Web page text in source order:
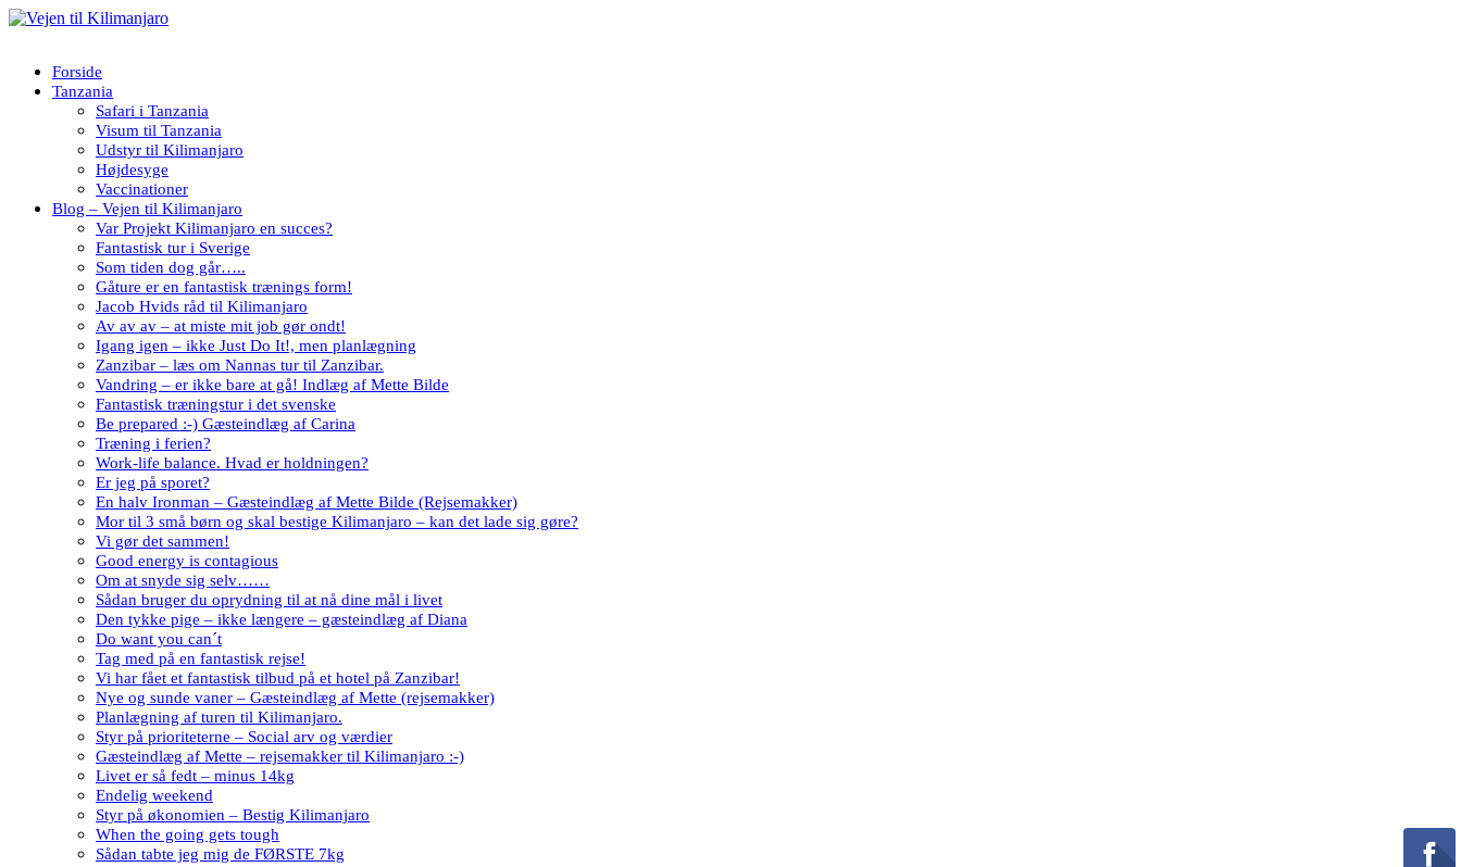
Forside
Tanzania
Safari i Tanzania
Visum til Tanzania
Udstyr til Kilimanjaro
Højdesyge
Vaccinationer
Blog – Vejen til Kilimanjaro
Var Projekt Kilimanjaro en succes?
Fantastisk tur i Sverige
Som tiden dog går…..
Gåture er en fantastisk trænings form!
Jacob Hvids råd til Kilimanjaro
Av av av – at miste mit job gør ondt!
Igang igen – ikke Just Do It!, men planlægning
Zanzibar – læs om Nannas tur til Zanzibar.
Vandring – er ikke bare at gå! Indlæg af Mette Bilde
Fantastisk træningstur i det svenske
Be prepared :-) Gæsteindlæg af Carina
Træning i ferien?
Work-life balance. Hvad er holdningen?
Er jeg på sporet?
En halv Ironman – Gæsteindlæg af Mette Bilde (Rejsemakker)
Mor til 3 små børn og skal bestige Kilimanjaro – kan det lade sig gøre?
Vi gør det sammen!
Good energy is contagious
Om at snyde sig selv……
Sådan bruger du oprydning til at nå dine mål i livet
Den tykke pige – ikke længere – gæsteindlæg af Diana
Do want you can´t
Tag med på en fantastisk rejse!
Vi har fået et fantastisk tilbud på et hotel på Zanzibar!
Nye og sunde vaner – Gæsteindlæg af Mette (rejsemakker)
Planlægning af turen til Kilimanjaro.
Styr på prioriteterne – Social arv og værdier
Gæsteindlæg af Mette – rejsemakker til Kilimanjaro :-)
Livet er så fedt – minus 14kg
Endelig weekend
Styr på økonomien – Bestig Kilimanjaro
When the going gets tough
Sådan tabte jeg mig de FØRSTE 7kg